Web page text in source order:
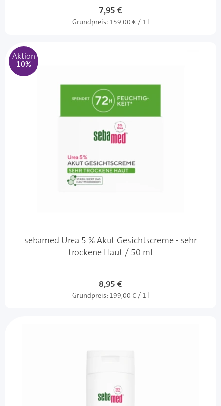
7,95 €
Grundpreis: 159,00 € / 1 l
Aktion
10%
sebamed Urea 5 % Akut Gesichtscreme - sehr
trockene Haut / 50 ml
Sonderangebot
8,95 €
Grundpreis: 199,00 € / 1 l